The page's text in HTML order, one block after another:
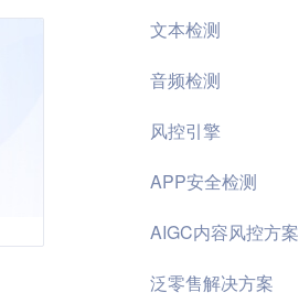
控
文本检测
音频检测
风控引擎
APP安全检测
AIGC内容风控方案
泛零售解决方案